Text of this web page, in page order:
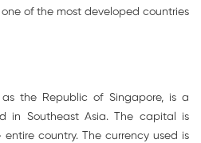
of the most developed countries
the Republic of Singapore, is a
in Southeast Asia. The capital is
country. The currency used is